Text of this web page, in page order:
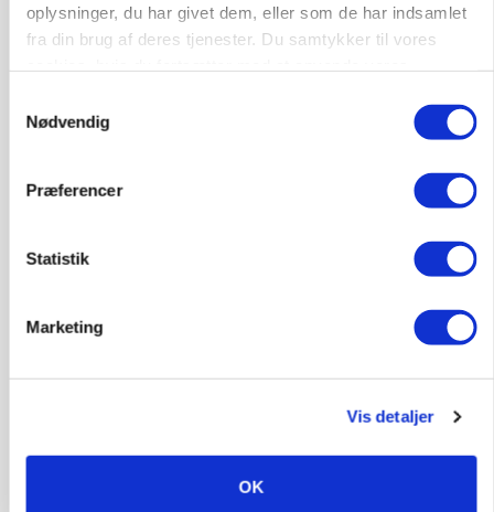
oplysninger, du har givet dem, eller som de har indsamlet
fra din brug af deres tjenester. Du samtykker til vores
Nødvendig
Præferencer
Statistik
Marketing
Vis detaljer
OK
Annonce
Markvandring sætter fokus på elefantgræs